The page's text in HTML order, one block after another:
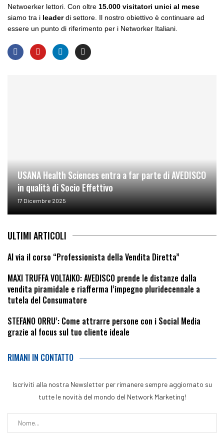
Netwoerker lettori. Con oltre 15.000 visitatori unici al mese
siamo tra i leaderdi settore. Il nostro obiettivo è continuare ad
essere un punto di riferimento per i Networker Italiani.
USANA Health Sciences entra a far parte di AVEDISCO
in qualità di Socio Effettivo
17 Dicembre 2025
ULTIMI ARTICOLI
Al via il corso “Professionista della Vendita Diretta”
MAXI TRUFFA VOLTAIKO: AVEDISCO prende le distanze dalla
vendita piramidale e riafferma l’impegno pluridecennale a
tutela del Consumatore
STEFANO ORRU’: Come attrarre persone con i Social Media
grazie al focus sul tuo cliente ideale
RIMANI IN CONTATTO
Iscriviti alla nostra Newsletter per rimanere sempre aggiornato su
tutte le novità del mondo del Network Marketing!